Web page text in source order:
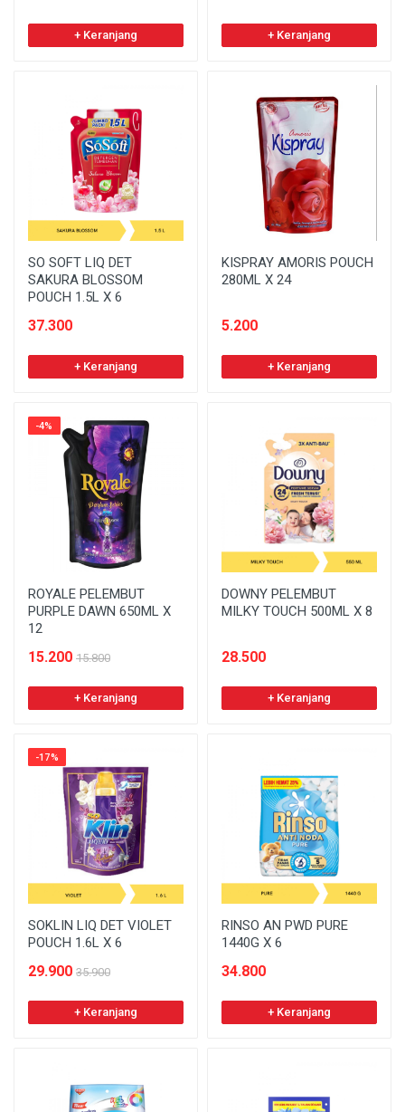
+ Keranjang + Keranjang
SO SOFT LIQ DET
SAKURA BLOSSOM
POUCH 1.5L X 6
37.300
+ Keranjang
KISPRAY AMORIS POUCH
280ML X 24
5.200
+ Keranjang
-4%
ROYALE PELEMBUT
PURPLE DAWN 650ML X
12
15.200 15.800
+ Keranjang
DOWNY PELEMBUT
MILKY TOUCH 500ML X 8
28.500
+ Keranjang
-17%
SOKLIN LIQ DET VIOLET
POUCH 1.6L X 6
29.900 35.900
+ Keranjang
RINSO AN PWD PURE
1440G X 6
34.800
+ Keranjang